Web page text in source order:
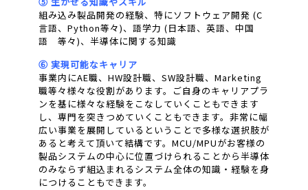
組み込み製品開発の経験、特にソフトウェア開発 (C
言語、Python等々)、語学力 (日本語、英語、中国
語 等々)、半導体に関する知識
⑥ 実現可能なキャリア
事業内にAE職、HW設計職、SW設計職、Marketing
職等々様々な役割があります。ご自身のキャリアプラ
ンを基に様々な経験をこなしていくこともできます
し、専門を突きつめていくこともできます。非常に幅
広い事業を展開しているということで多様な選択肢が
あると考えて頂いて結構です。MCU/MPUがお客様の
製品システムの中心に位置づけられることから半導体
のみならず組込まれるシステム全体の知識・経験を身
につけることもできます。